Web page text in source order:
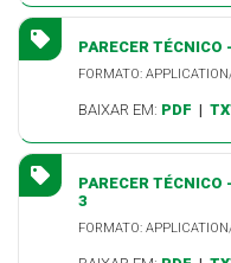
PARECER TÉCNICO
FORMATO:
BAIXAR EM: PDF |
PARECER
3
FORMATO: